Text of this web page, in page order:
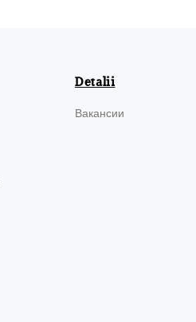
Detalii
Вакансии